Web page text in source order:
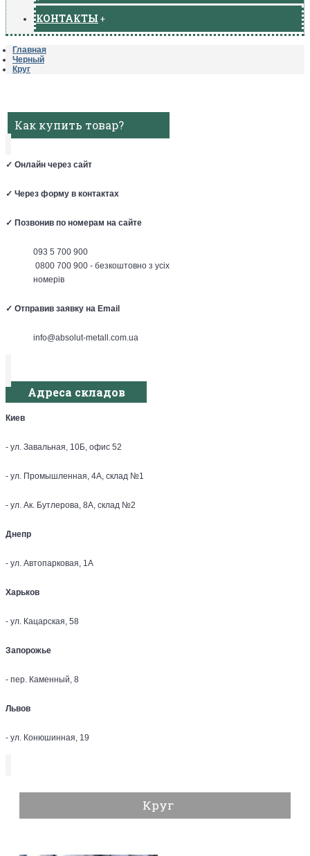
КОНТАКТЫ +
Главная
Черный
Круг
Как купить товар?
✓ Онлайн через сайт
✓ Через форму в контактах
✓ Позвонив по номерам на сайте
093 5 700 900
0800 700 900 - безкоштовно з усіх
номерів
✓ Отправив заявку на Email
info@absolut-metall.com.ua
Адреса складов
Киев
- ул. Завальная, 10Б, офис 52
- ул. Промышленная, 4А, склад №1
- ул. Ак. Бутлерова, 8А, склад №2
Днепр
- ул. Автопарковая, 1А
Харьков
- ул. Кацарская, 58
Запорожье
- пер. Каменный, 8
Львов
- ул. Конюшинная, 19
Круг